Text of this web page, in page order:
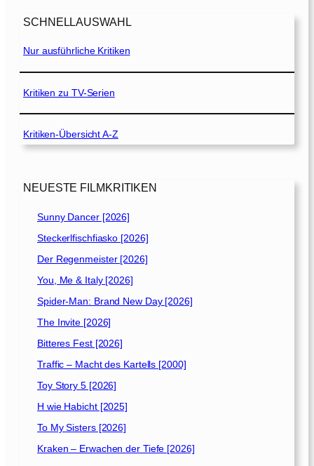
h
p
s
o
[
2
1
]
SCHNELLAUSWAHL
Nur ausführliche Kritiken
Kritiken zu TV-Serien
Kritiken-Übersicht A-Z
NEUESTE FILMKRITIKEN
Sunny Dancer [2026]
Steckerlfischfiasko [2026]
Der Regenmeister [2026]
You, Me & Italy [2026]
Spider-Man: Brand New Day [2026]
The Invite [2026]
Bitteres Fest [2026]
Traffic – Macht des Kartells [2000]
Toy Story 5 [2026]
H wie Habicht [2025]
To My Sisters [2026]
Kraken – Erwachen der Tiefe [2026]